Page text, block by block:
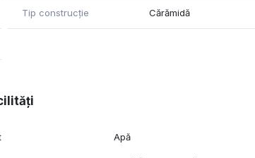
Tip construcție Cărămidă
Apă